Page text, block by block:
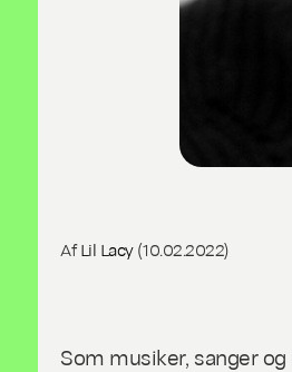
AfLil Lacy(10.02.2022)
Som musiker, sanger